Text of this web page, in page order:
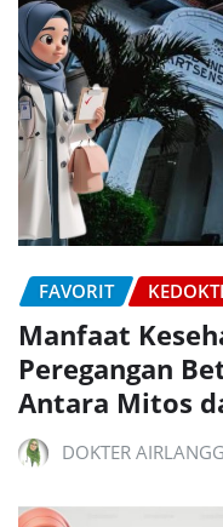
FAVORIT
Manfaat
Peregangan
Antara Mitos
DOKTER